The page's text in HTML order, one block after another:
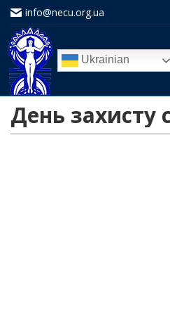
info@necu.org.ua
Ukrainian
День захисту